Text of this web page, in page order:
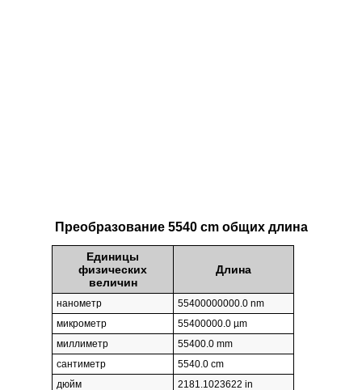
Преобразование 5540 cm общих длина
Единицы
физических
величин
Длина
нанометр
55400000000.0 nm
микрометр
55400000.0 µm
миллиметр
55400.0 mm
сантиметр
5540.0 cm
дюйм
2181.1023622 in